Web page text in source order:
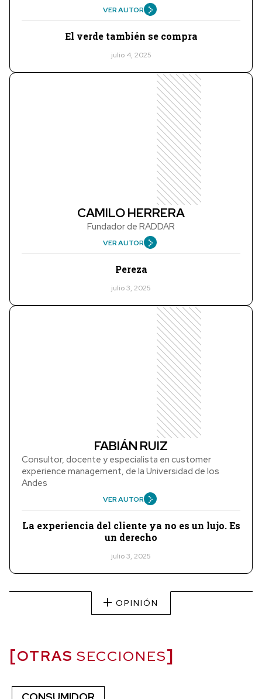
VER AUTOR
El verde también se compra
julio 4, 2025
CAMILO HERRERA
Fundador de RADDAR
VER AUTOR
Pereza
julio 3, 2025
FABIÁN RUIZ
Consultor, docente y especialista en customer
experience management, de la Universidad de los
Andes
VER AUTOR
La experiencia del cliente ya no es un lujo. Es
un derecho
julio 3, 2025
OPINIÓN
OTRAS SECCIONES